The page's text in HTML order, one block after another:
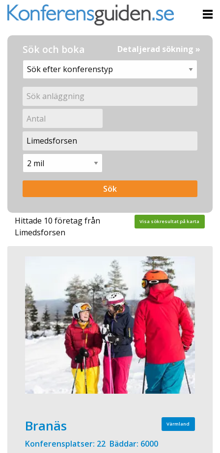
Sök och boka Detaljerad sökning »
Hittade 10 företag från
Limedsforsen
Visa sökresultat på karta
Värmland
Branäs
Konferensplatser: 22 Bäddar: 6000